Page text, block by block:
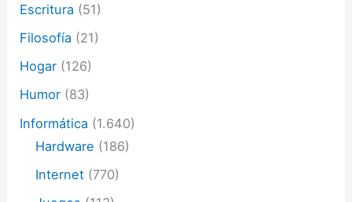
Escritura (51)
Filosofía (21)
Hogar (126)
Humor (83)
Informática (1.640)
Hardware (186)
Internet (770)